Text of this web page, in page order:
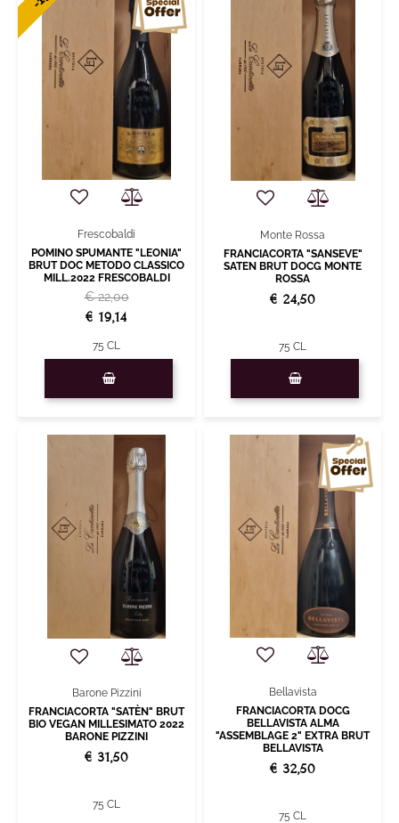
Frescobaldi
POMINO SPUMANTE "LEONIA"
BRUT DOC METODO CLASSICO
MILL.2022 FRESCOBALDI
€ 22,00
€ 19,14
75 CL
Monte Rossa
FRANCIACORTA "SANSEVE"
SATEN BRUT DOCG MONTE
ROSSA
€ 24,50
75 CL
Barone Pizzini
FRANCIACORTA "SATÈN" BRUT
BIO VEGAN MILLESIMATO 2022
BARONE PIZZINI
€ 31,50
75 CL
Bellavista
FRANCIACORTA DOCG
BELLAVISTA ALMA
"ASSEMBLAGE 2" EXTRA BRUT
BELLAVISTA
€ 32,50
75 CL